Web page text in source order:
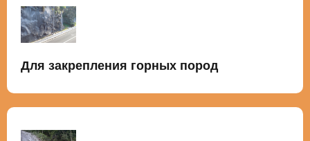
Для закрепления горных пород